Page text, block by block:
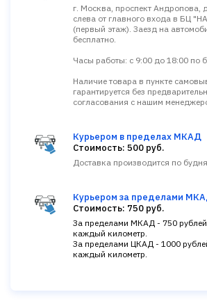
г. Москва, проспект Андропова,
слева от главного входа в БЦ
(первый этаж). Заезд на
бесплатно.
Часы работы: с 9:00 до 18:00 по
Наличие товара в пункте
гарантируется без
согласования с нашим
Курьером в пределах МКАД
Стоимость: 500 руб.
Доставка производится по
Курьером за пределами
Стоимость: 750 руб.
За пределами МКАД - 750 рублей
каждый километр.
За пределами ЦКАД - 1000
каждый километр.